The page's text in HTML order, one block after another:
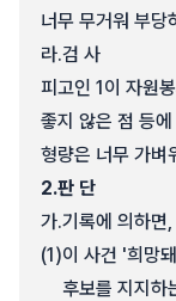
너무 무거워 부당
라.검 사
피고인 1이 자원
좋지 않은 점 등
형량은 너무 가벼
2.판 단
가.기록에 의하면
(1)이 사건 '희망
후보를 지지하